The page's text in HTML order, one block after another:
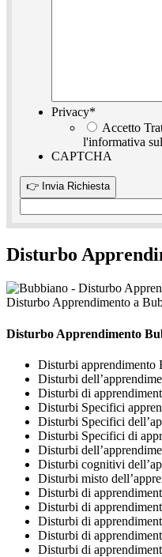
Privacy*
Accetto
l'informativa
CAPTCHA
Disturbo
Disturbo Apprendimento a
Disturbo Apprendimento
Disturbi apprendimento
Disturbi
Disturbi di
Disturbi Specifici
Disturbi Specifici
Disturbi Specifici di
Disturbi
Disturbi cognitivi
Disturbi misto
Disturbi di
Disturbi di
Disturbi di
Disturbi di
Disturbi di